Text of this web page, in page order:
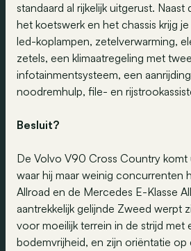
standaard al rijkelijk uitgerust. Naast
het koetswerk en het chassis krijg
led-koplampen, zetelverwarming,
zetels, een klimaatregeling met
infotainmentsysteem, een
noodremhulp, file- en
Besluit?
De Volvo V90 Cross Country komt
waar hij maar weinig concurrenten
Allroad en de Mercedes E-Klasse
aantrekkelijk gelijnde Zweed werpt
voor moeilijk terrein in de strijd met
bodemvrijheid, en zijn oriëntatie